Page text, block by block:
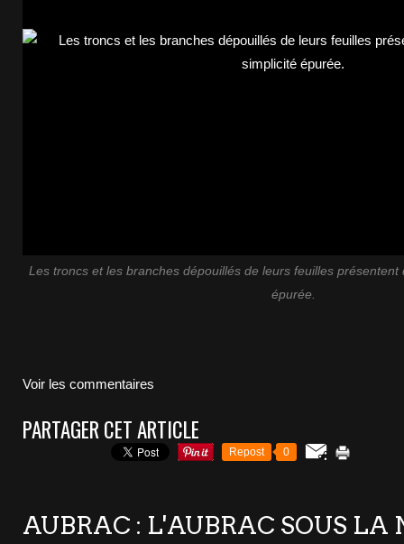
Les troncs et les branches dépouillés de leurs feuilles
épurée.
Voir les commentaires
PARTAGER CET ARTICLE
Repost 0
AUBRAC : L'AUBRAC SOUS LA